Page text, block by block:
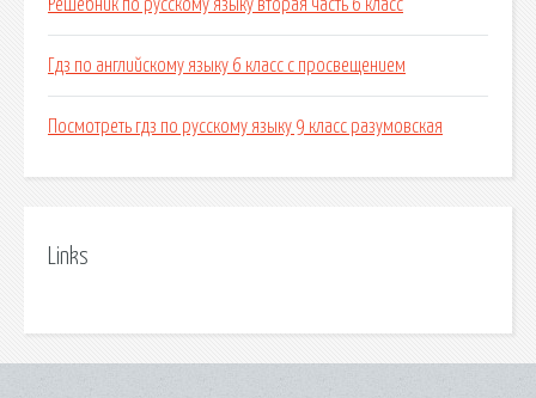
Решебник по русскому языку вторая часть 6 класс
Гдз по английскому языку 6 класс с просвещением
Посмотреть гдз по русскому языку 9 класс разумовская
Links